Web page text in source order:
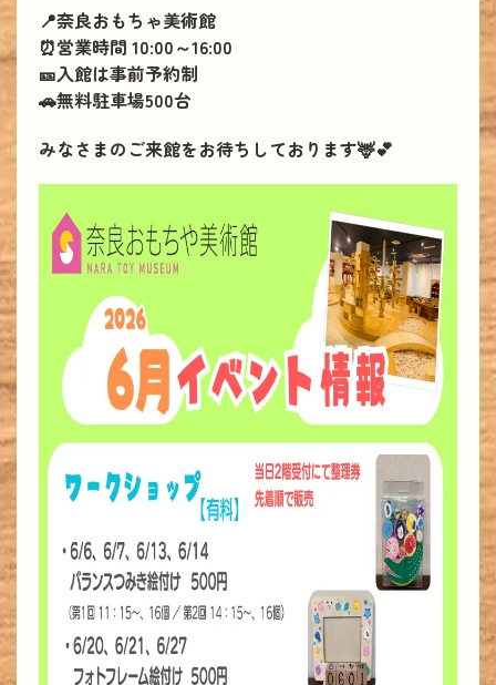
📍奈良おもちゃ美術館
⏰営業時間 10:00～16:00
🎫入館は事前予約制
🚗無料駐車場500台
みなさまのご来館をお待ちしております🦌💕